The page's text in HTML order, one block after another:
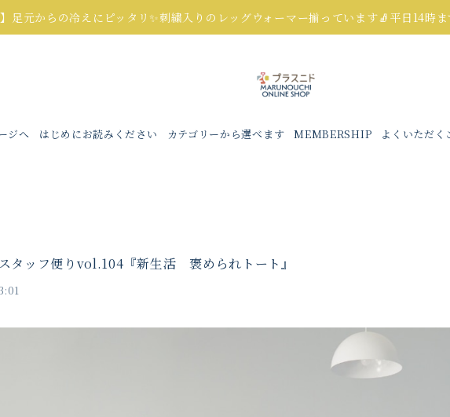
】足元からの冷えにピッタリ✨刺繍入りのレッグウォーマー揃っています🧦平日14時
ジへ はじめにお読みください カテゴリーから選べます MEMBERSHIP よくいただく
タッフ便りvol.104『新生活 褒められトート』